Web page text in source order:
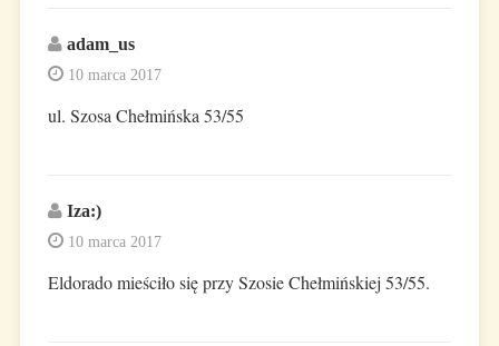
adam_us
10 marca 2017
ul. Szosa Chełmińska 53/55
Iza:)
10 marca 2017
Eldorado mieściło się przy Szosie Chełmińskiej 53/55.